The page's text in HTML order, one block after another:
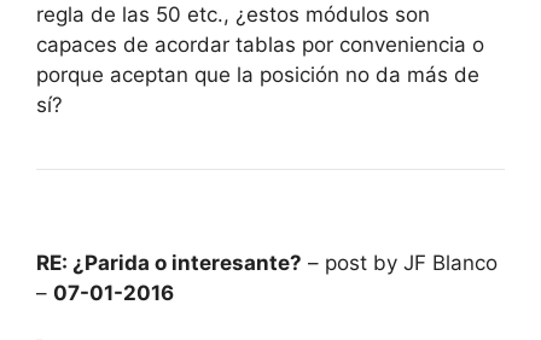
regla de las 50 etc., ¿estos módulos son
capaces de acordar tablas por conveniencia o
porque aceptan que la posición no da más de
sí?
RE: ¿Parida o interesante? – post by JF Blanco
– 07-01-2016